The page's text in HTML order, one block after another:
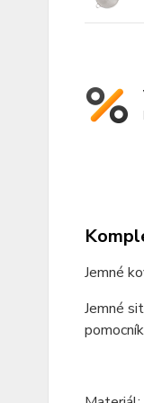
Jemné
Jemné